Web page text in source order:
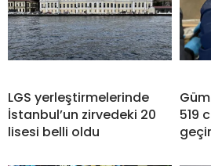
LGS yerleştirmelerinde
İstanbul’un zirvedeki 20
lisesi belli oldu
519